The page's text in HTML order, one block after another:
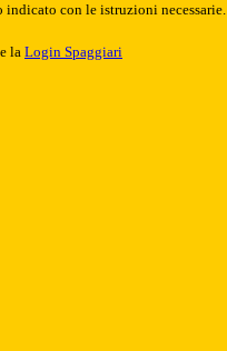
con le istruzioni necessarie.
la Login Spaggiari